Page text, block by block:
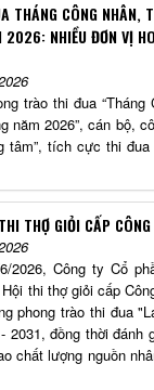
THÁNG CÔNG NHÂN,
2026: NHIỀU ĐƠN VỊ
trào thi đua
năm 2026”, cán bộ,
tích cực thi
THỢ GIỎI CẤP
2026, Công ty Cổ
thi thợ giỏi cấp
phong trào thi đua
2031, đồng thời
chất lượng nguồn